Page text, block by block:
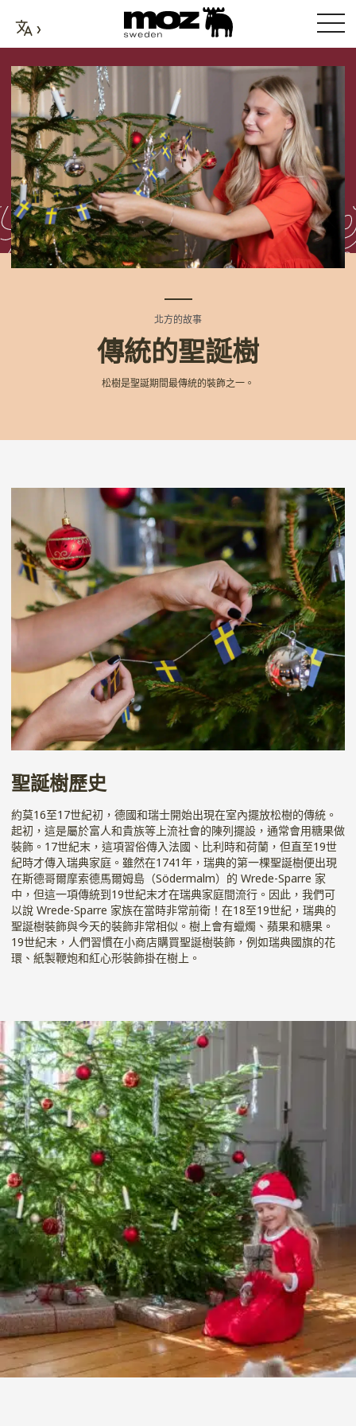
北方的故事
傳統的聖誕樹
松樹是聖誕期間最傳統的裝飾之一。
聖誕樹歷史
約莫16至17世紀初，德國和瑞士開始出現在室內擺放松樹的傳統。
起初，這是屬於富人和貴族等上流社會的陳列擺設，通常會用糖果做
裝飾。17世紀末，這項習俗傳入法國、比利時和荷蘭，但直至19世
紀時才傳入瑞典家庭。雖然在1741年，瑞典的第一棵聖誕樹便出現
在斯德哥爾摩索德馬爾姆島（Södermalm）的 Wrede-Sparre 家
中，但這一項傳統到19世紀末才在瑞典家庭間流行。因此，我們可
以說 Wrede-Sparre 家族在當時非常前衛！在18至19世紀，瑞典的
聖誕樹裝飾與今天的裝飾非常相似。樹上會有蠟燭、蘋果和糖果。
19世紀末，人們習慣在小商店購買聖誕樹裝飾，例如瑞典國旗的花
環、紙製鞭炮和紅心形裝飾掛在樹上。